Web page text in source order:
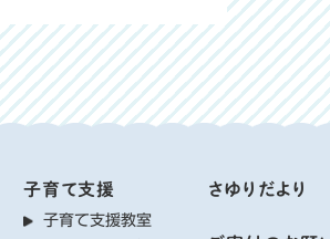
子育て支援
子育て支援教室
さゆりだより